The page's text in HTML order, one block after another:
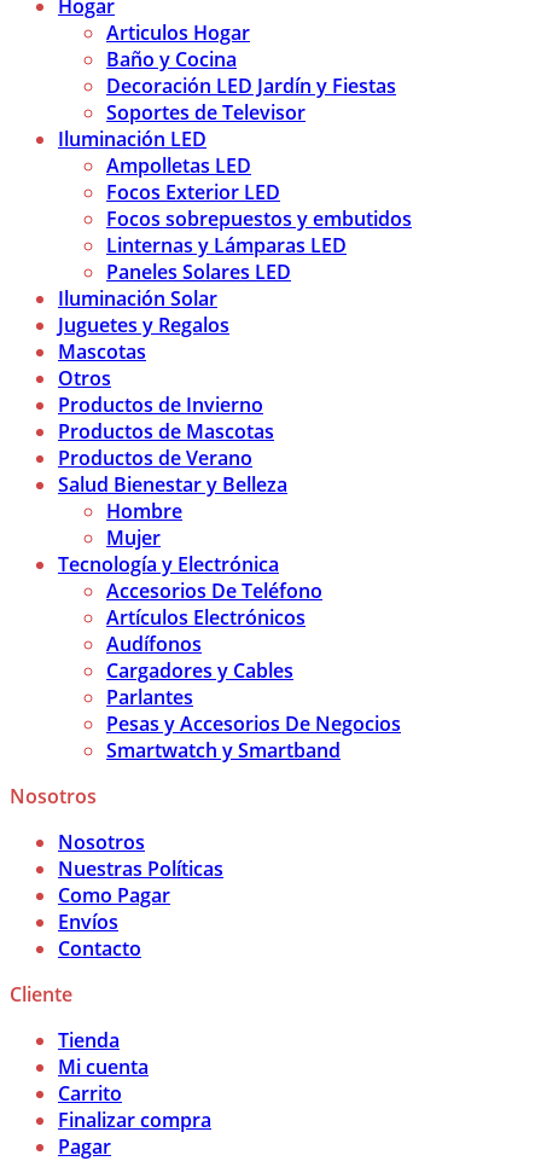
Hogar
Articulos Hogar
Baño y Cocina
Decoración LED Jardín y Fiestas
Soportes de Televisor
Iluminación LED
Ampolletas LED
Focos Exterior LED
Focos sobrepuestos y embutidos
Linternas y Lámparas LED
Paneles Solares LED
Iluminación Solar
Juguetes y Regalos
Mascotas
Otros
Productos de Invierno
Productos de Mascotas
Productos de Verano
Salud Bienestar y Belleza
Hombre
Mujer
Tecnología y Electrónica
Accesorios De Teléfono
Artículos Electrónicos
Audífonos
Cargadores y Cables
Parlantes
Pesas y Accesorios De Negocios
Smartwatch y Smartband
Nosotros
Nosotros
Nuestras Políticas
Como Pagar
Envíos
Contacto
Cliente
Tienda
Mi cuenta
Carrito
Finalizar compra
Pagar